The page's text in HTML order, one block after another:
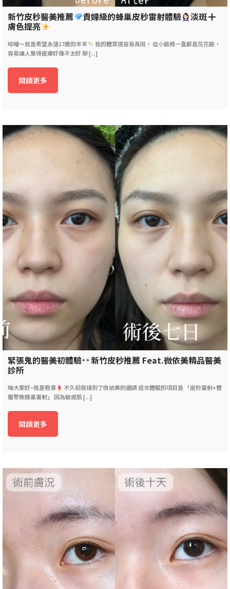
新竹皮秒醫美推薦 貴婦級的蜂巢皮秒雷射體驗 淡斑
膚色提亮
哈囉～我是希望永遠17歲的羊羊
我的體質很容易長斑， 從小臉頰一直都是花花臉，
容易讓人覺得皮膚好像不太好 辦 [...]
閱讀更多
緊張鬼的醫美初體驗 新竹皮秒推薦 Feat.微依美精品醫美
診所
嗨大家好~我是唇膏
不久前我接到了微依美的邀請 這次體驗的項目是 「皮秒雷射+雙
層聚焦蜂巢雷射」 因為敏感肌 [...]
閱讀更多